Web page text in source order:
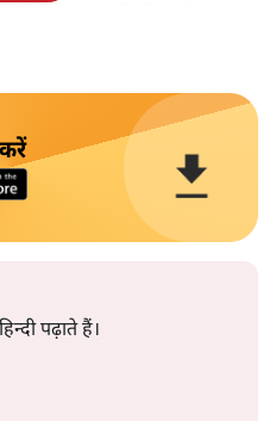
खबर आती ही रहती है।
पढ़ाते हैं।